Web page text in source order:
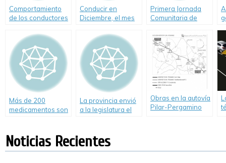
Comportamiento
de los conductores
verano 2009
Conducir en
Diciembre, el mes
Primera Jornada
Comunitaria de
Seguridad Vial
Más de 200
medicamentos son
coche
La provincia envió
a la legislatura el
Obras en la autovía
Pilar-Pergamino
Noticias Recientes